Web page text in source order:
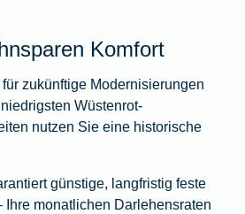
Komfort
zukünftige Modernisierungen
Wüstenrot-
nutzen Sie eine historische
günstige, langfristig feste
Ihre monatlichen Darlehensraten